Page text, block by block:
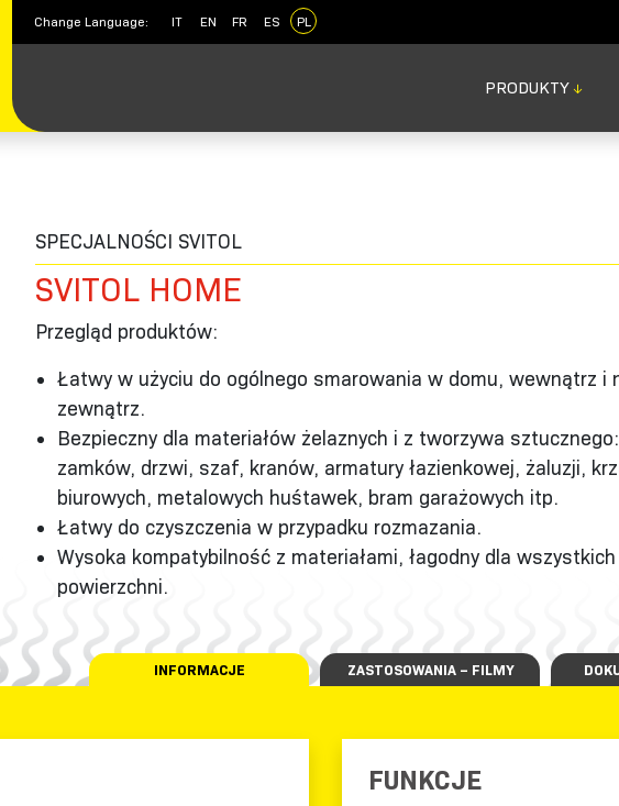
Change Language: IT EN FR ES PL
PRODUKTY ↓
SPECJALNOŚCI SVITOL
SVITOL HOME
Przegląd produktów:
Łatwy w użyciu do ogólnego smarowania w domu, wewnątrz i
zewnątrz.
Bezpieczny dla materiałów żelaznych i z tworzywa
zamków, drzwi, szaf, kranów, armatury łazienkowej, żaluzji,
biurowych, metalowych huśtawek, bram garażowych itp.
Łatwy do czyszczenia w przypadku rozmazania.
Wysoka kompatybilność z materiałami, łagodny dla wszystkich
powierzchni.
INFORMACJE ZASTOSOWANIA – FILMY
FUNKCJE